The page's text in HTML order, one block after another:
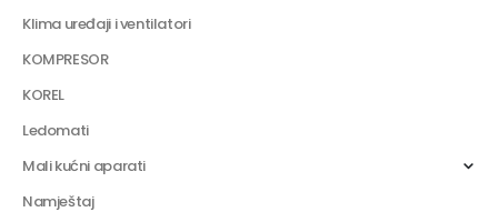
Klima uređaji i ventilatori
KOMPRESOR
KOREL
Ledomati
Mali kućni aparati
Namještaj